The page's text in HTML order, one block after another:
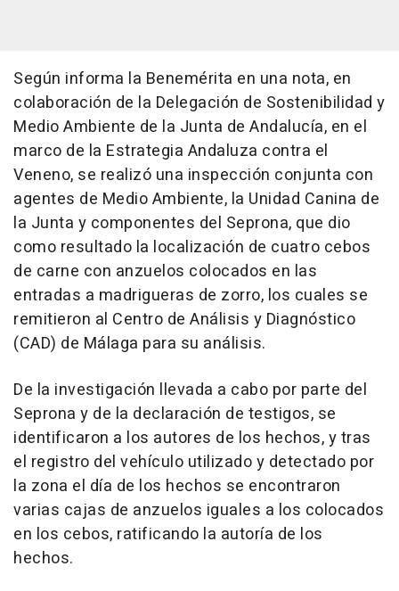
Según informa la Benemérita en una nota, en
colaboración de la Delegación de Sostenibilidad y
Medio Ambiente de la Junta de Andalucía, en el
marco de la Estrategia Andaluza contra el
Veneno, se realizó una inspección conjunta con
agentes de Medio Ambiente, la Unidad Canina de
la Junta y componentes del Seprona, que dio
como resultado la localización de cuatro cebos
de carne con anzuelos colocados en las
entradas a madrigueras de zorro, los cuales se
remitieron al Centro de Análisis y Diagnóstico
(CAD) de Málaga para su análisis.
De la investigación llevada a cabo por parte del
Seprona y de la declaración de testigos, se
identificaron a los autores de los hechos, y tras
el registro del vehículo utilizado y detectado por
la zona el día de los hechos se encontraron
varias cajas de anzuelos iguales a los colocados
en los cebos, ratificando la autoría de los
hechos.